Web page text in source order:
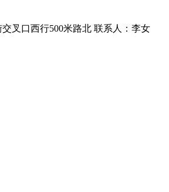
叉口西行500米路北 联系人：李女